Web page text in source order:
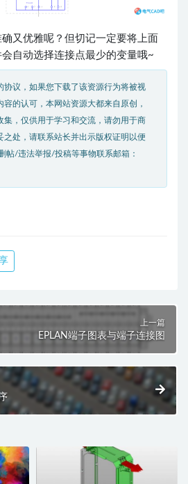
又优雅呢？但切记一定要将上面
自动选择连接点最少的变量哦~
协议，如果您下载了该资源行为将被视
容的认可，本网站资源大都来自原创，
集，仅供用于学习和交流，请勿用于商
之处，请联系站长并出示版权证明以便
帖/违法举报/投稿等事物联系邮箱：
上一篇
EPLAN端子图表与端子连接图